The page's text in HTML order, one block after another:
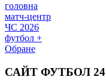
головна
матч-центр
ЧС 2026
футбол +
Обране
САЙТ ФУТБОЛ 24